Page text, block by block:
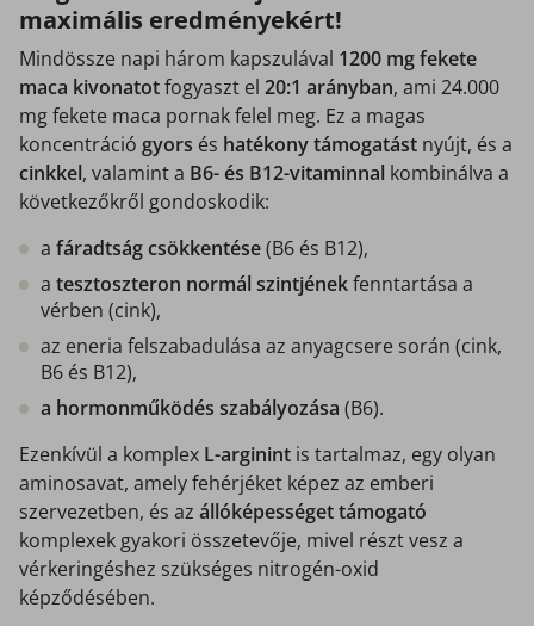
maximális eredményekért!
Mindössze napi három kapszulával 1200 mg fekete
maca kivonatotfogyaszt el 20:1 arányban, ami 24.000
mg fekete maca pornak felel meg. Ez a magas
koncentráció gyors és hatékony támogatást nyújt, és a
cinkkel, valamint a B6- és B12-vitaminnal kombinálva a
következőkről gondoskodik:
a fáradtság csökkentése(B6 és B12),
a tesztoszteron normál szintjénekfenntartása a
vérben (cink),
az eneria felszabadulása az anyagcsere során (cink,
B6 és B12),
a hormonműködés szabályozása (B6).
Ezenkívül a komplex L-arginint is tartalmaz, egy olyan
aminosavat, amely fehérjéket képez az emberi
szervezetben, és az állóképességet támogató
komplexek gyakori összetevője, mivel részt vesz a
vérkeringéshez szükséges nitrogén-oxid
képződésében.